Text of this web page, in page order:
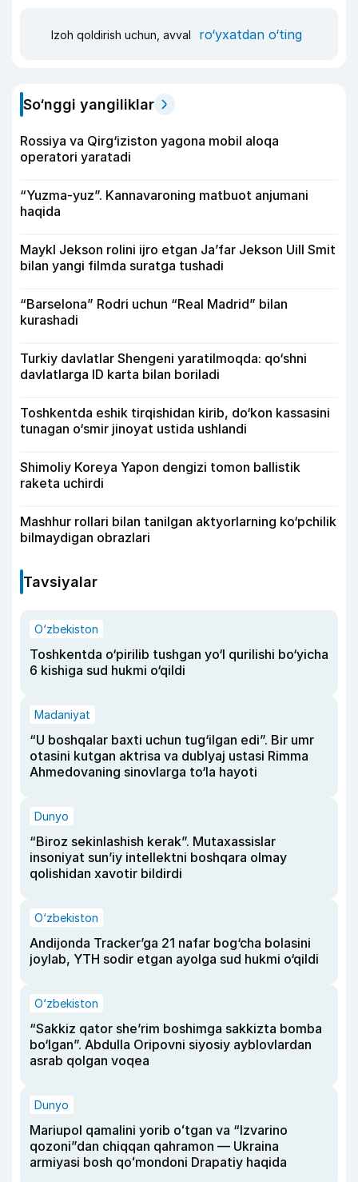
Izoh qoldirish uchun, avval ro‘yxatdan o‘ting
So‘nggi yangiliklar
Rossiya va Qirg‘iziston yagona mobil aloqa
operatori yaratadi
“Yuzma-yuz”. Kannavaroning matbuot anjumani
haqida
Maykl Jekson rolini ijro etgan Ja’far Jekson Uill Smit
bilan yangi filmda suratga tushadi
“Barselona” Rodri uchun “Real Madrid” bilan
kurashadi
Turkiy davlatlar Shengeni yaratilmoqda: qo‘shni
davlatlarga ID karta bilan boriladi
Toshkentda eshik tirqishidan kirib, do‘kon kassasini
tunagan o‘smir jinoyat ustida ushlandi
Shimoliy Koreya Yapon dengizi tomon ballistik
raketa uchirdi
Mashhur rollari bilan tanilgan aktyorlarning ko‘pchilik
bilmaydigan obrazlari
Tavsiyalar
O‘zbekiston
Toshkentda o‘pirilib tushgan yo‘l qurilishi bo‘yicha
6 kishiga sud hukmi o‘qildi
Madaniyat
“U boshqalar baxti uchun tug‘ilgan edi”. Bir umr
otasini kutgan aktrisa va dublyaj ustasi Rimma
Ahmedovaning sinovlarga to‘la hayoti
Dunyo
“Biroz sekinlashish kerak”. Mutaxassislar
insoniyat sun’iy intellektni boshqara olmay
qolishidan xavotir bildirdi
O‘zbekiston
Andijonda Tracker’ga 21 nafar bog‘cha bolasini
joylab, YTH sodir etgan ayolga sud hukmi o‘qildi
O‘zbekiston
“Sakkiz qator she’rim boshimga sakkizta bomba
bo‘lgan”. Abdulla Oripovni siyosiy ayblovlardan
asrab qolgan voqea
Dunyo
Mariupol qamalini yorib oʻtgan va “Izvarino
qozoni”dan chiqqan qahramon — Ukraina
armiyasi bosh qoʻmondoni Drapatiy haqida